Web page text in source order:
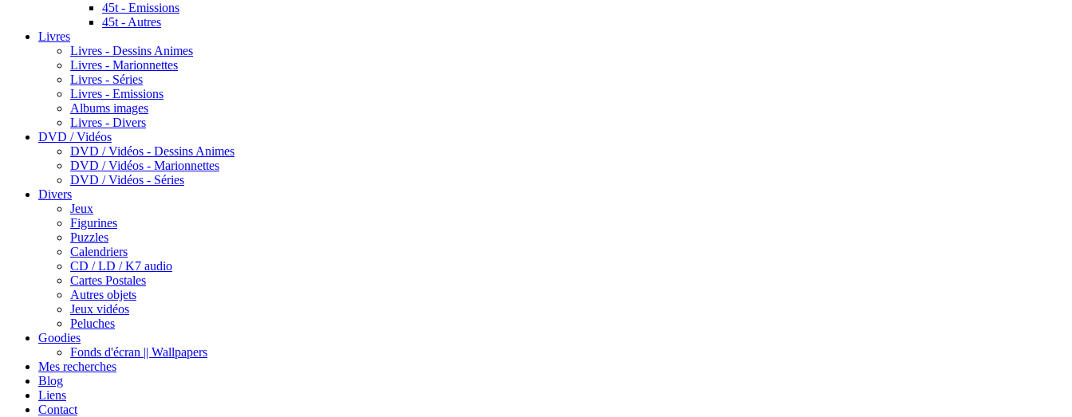
45t - Emissions
45t - Autres
Livres
Livres - Dessins Animes
Livres - Marionnettes
Livres - Séries
Livres - Emissions
Albums images
Livres - Divers
DVD / Vidéos
DVD / Vidéos - Dessins Animes
DVD / Vidéos - Marionnettes
DVD / Vidéos - Séries
Divers
Jeux
Figurines
Puzzles
Calendriers
CD / LD / K7 audio
Cartes Postales
Autres objets
Jeux vidéos
Peluches
Goodies
Fonds d'écran || Wallpapers
Mes recherches
Blog
Liens
Contact